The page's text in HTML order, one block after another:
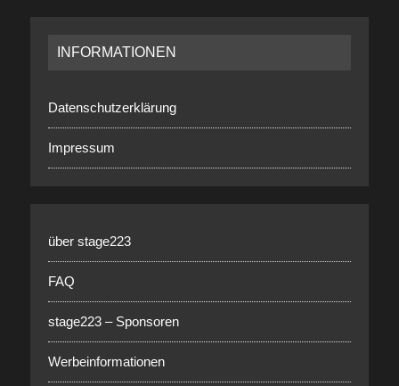
INFORMATIONEN
Datenschutzerklärung
Impressum
über stage223
FAQ
stage223 – Sponsoren
Werbeinformationen